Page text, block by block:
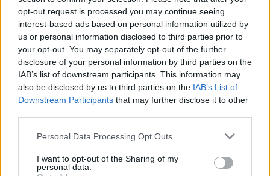
opt-out request is processed you may continue seeing
interest-based ads based on personal information utilized by
us or personal information disclosed to third parties prior to
your opt-out. You may separately opt-out of the further
disclosure of your personal information by third parties on the
IAB’s list of downstream participants. This information may
also be disclosed by us to third parties on the IAB’s List of
Downstream Participants that may further disclose it to other
Personal Data Processing Opt Outs
I want to opt-out of the Sharing of my
personal data.
nyelvvizsgateszt
duolingo english test
Duolingo
infotech
próbanyelvvizsga